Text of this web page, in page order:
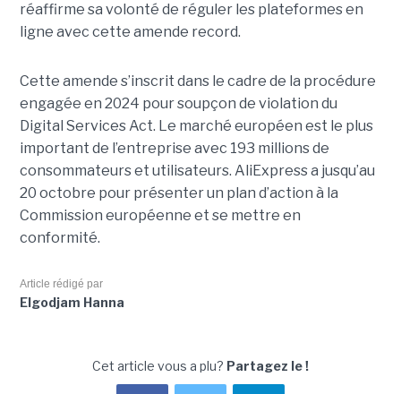
réaffirme sa volonté de réguler les plateformes en
ligne avec cette amende record.
Cette amende s’inscrit dans le cadre de la procédure
engagée en 2024 pour soupçon de violation du
Digital Services Act. Le marché européen est le plus
important de l’entreprise avec 193 millions de
consommateurs et utilisateurs. AliExpress a jusqu’au
20 octobre pour présenter un plan d’action à la
Commission européenne et se mettre en
conformité.
Article rédigé par
Elgodjam Hanna
Cet article vous a plu? Partagez le !